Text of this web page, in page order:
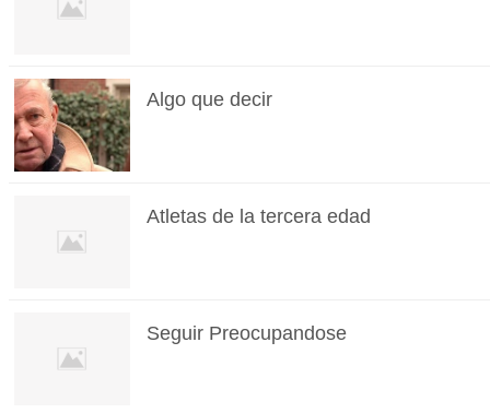
Algo que decir
Atletas de la tercera edad
Seguir Preocupandose